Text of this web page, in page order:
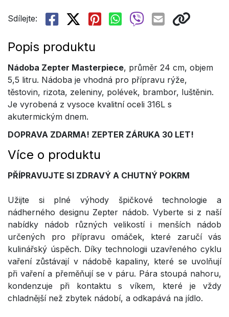
Sdílejte:
Popis produktu
Nádoba Zepter Masterpiece, průměr 24 cm, objem
5,5 litru. Nádoba je vhodná pro přípravu rýže,
těstovin, rizota, zeleniny, polévek, brambor, luštěnin.
Je vyrobená z vysoce kvalitní oceli 316L s
akutermickým dnem.
DOPRAVA ZDARMA! ZEPTER ZÁRUKA 30 LET!
Více o produktu
PŘÍPRAVUJTE SI ZDRAVÝ A CHUTNÝ POKRM
Užijte si plné výhody špičkové technologie a
nádherného designu Zepter nádob. Vyberte si z naší
nabídky nádob různých velikostí i menších nádob
určených pro přípravu omáček, které zaručí vás
kulinářský úspěch. Díky technologii uzavřeného cyklu
vaření zůstávají v nádobě kapaliny, které se uvolňují
při vaření a přeměňují se v páru. Pára stoupá nahoru,
kondenzuje při kontaktu s víkem, které je vždy
chladnější než zbytek nádobí, a odkapává na jídlo.